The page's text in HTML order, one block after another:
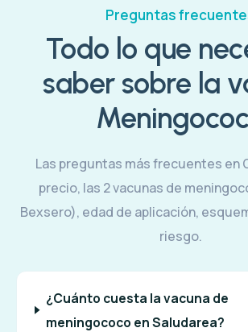
Preguntas
Todo lo que
saber sobre la
Las preguntas más frecuentes en
precio, las 2 vacunas de
Bexsero), edad de aplicación,
riesgo.
¿Cuánto cuesta la vacuna de
meningococo en Saludarea?